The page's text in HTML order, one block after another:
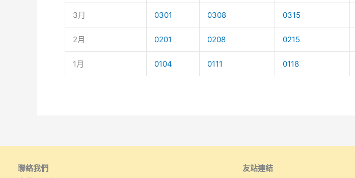
3月 0301 0308 0315
2月 0201 0208 0215
1月 0104 0111 0118
聯絡我們
友站連結